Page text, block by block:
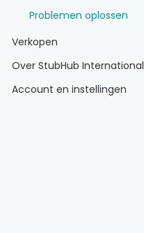
Problemen oplossen
Verkopen
Over StubHub International
Account en instellingen